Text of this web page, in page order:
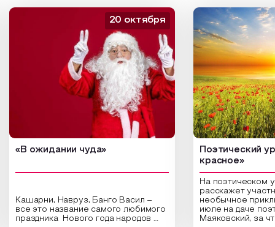
«В ожидании чуда»
Кашарни, Навруз, Банго Васил –
все это название самого любимого
праздника Нового года народов
20 октября
Поэтический
красное»
На поэтическом
расскажет
необычное
июле на даче
Маяковский, за